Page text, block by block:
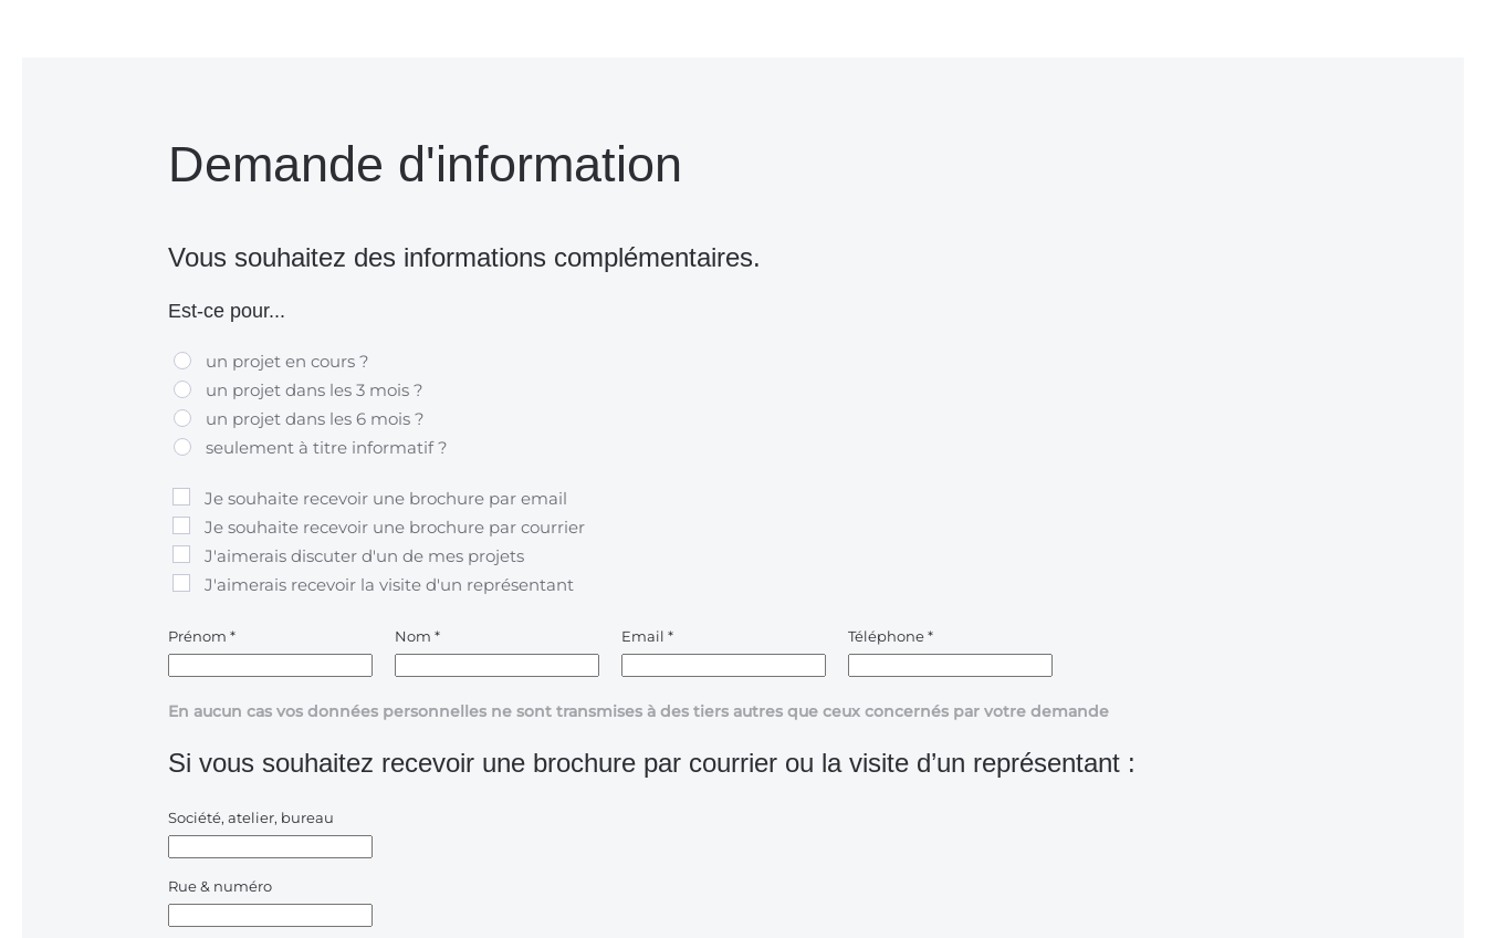
Demande d'information
Vous souhaitez des informations complémentaires.
Est-ce pour...
un projet en cours ?
un projet dans les 3 mois ?
un projet dans les 6 mois ?
seulement à titre informatif ?
Je souhaite recevoir une brochure par email
Je souhaite recevoir une brochure par courrier
J'aimerais discuter d'un de mes projets
J'aimerais recevoir la visite d'un représentant
Prénom * Nom * Email * Téléphone*
En aucun cas vos données personnelles ne sont transmises à des tiers autres que ceux concernés par votre demande
Si vous souhaitez recevoir une brochure par courrier ou la visite d’un représentant :
Société, atelier, bureau
Rue & numéro